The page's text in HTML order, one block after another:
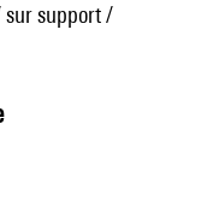
sur support /